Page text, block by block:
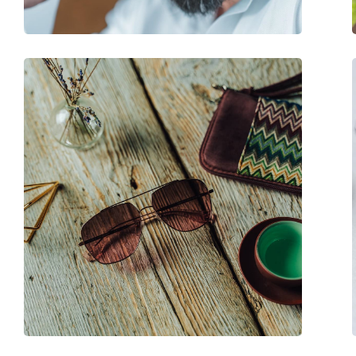
Tillbehör
Putsduk:
Nej
Övrigt
Kön:
Unisex
Kategori:
Solglasögon
Varumärke:
Hawkers
Användning:
Enligt mode
Kod:
Champagne